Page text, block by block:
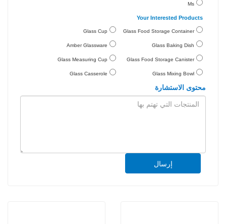
Ms
Your Interested Products
Glass Food Storage Container
Glass Baking Dish
Glass Food Storage Canister
Glass Mixing Bowl
Glass Cup
Amber Glassware
Glass Measuring Cup
Glass Casserole
محتوى الاستشارة
إرسال